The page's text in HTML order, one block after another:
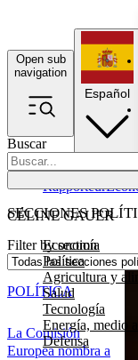
Open sub
navigation
Buscar
SECCIONES
Economía
Política
Agricultura y
Salud
Tecnología
Energía, medio
Defensa
Rapporteur
Español
CÉLINE GAUER
Filter by section
La Comisión
Europea nombra a
POLÍTICA